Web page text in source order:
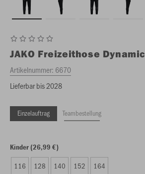
JAKO Freizeithose Dynamic
Artikelnummer: 6670
Lieferbar bis 2028
Einzelauftrag Teambestellung
Kinder (26,99 €)
116 128 140 152 164